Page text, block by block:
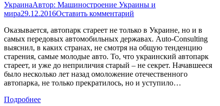
УкраинаАвтор: Машиностроение Украины и
мира29.12.2016Оставить комментарий
Оказывается, автопарк стареет не только в Украине, но и в
самых передовых автомобильных державах. Auto-Consulting
выяснил, в каких странах, не смотря на общую тенденцию
старения, самые молодые авто. То, что украинский автопарк
стареет, и уже до неприличия старый – не секрет. Начавшееся
было несколько лет назад омоложение отечественного
автопарка, не только прекратилось, но и уступило…
Подробнее